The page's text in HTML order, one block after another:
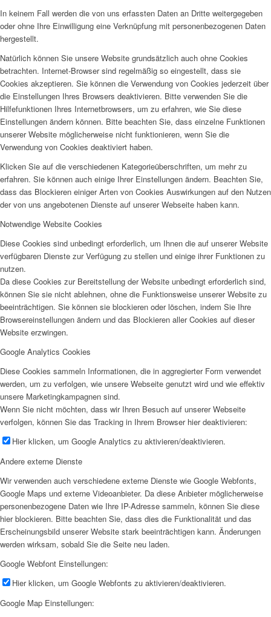
In keinem Fall werden die von uns erfassten Daten an Dritte weitergegeben
oder ohne Ihre Einwilligung eine Verknüpfung mit personenbezogenen Daten
hergestellt.
Natürlich können Sie unsere Website grundsätzlich auch ohne Cookies
betrachten. Internet-Browser sind regelmäßig so eingestellt, dass sie
Cookies akzeptieren. Sie können die Verwendung von Cookies jederzeit über
die Einstellungen Ihres Browsers deaktivieren. Bitte verwenden Sie die
Hilfefunktionen Ihres Internetbrowsers, um zu erfahren, wie Sie diese
Einstellungen ändern können. Bitte beachten Sie, dass einzelne Funktionen
unserer Website möglicherweise nicht funktionieren, wenn Sie die
Verwendung von Cookies deaktiviert haben.
Klicken Sie auf die verschiedenen Kategorieüberschriften, um mehr zu
erfahren. Sie können auch einige Ihrer Einstellungen ändern. Beachten Sie,
dass das Blockieren einiger Arten von Cookies Auswirkungen auf den Nutzen
der von uns angebotenen Dienste auf unserer Webseite haben kann.
Notwendige Website Cookies
Diese Cookies sind unbedingt erforderlich, um Ihnen die auf unserer Website
verfügbaren Dienste zur Verfügung zu stellen und einige ihrer Funktionen zu
nutzen.
Da diese Cookies zur Bereitstellung der Website unbedingt erforderlich sind,
können Sie sie nicht ablehnen, ohne die Funktionsweise unserer Website zu
beeinträchtigen. Sie können sie blockieren oder löschen, indem Sie Ihre
Browsereinstellungen ändern und das Blockieren aller Cookies auf dieser
Website erzwingen.
Google Analytics Cookies
Diese Cookies sammeln Informationen, die in aggregierter Form verwendet
werden, um zu verfolgen, wie unsere Webseite genutzt wird und wie effektiv
unsere Marketingkampagnen sind.
Wenn Sie nicht möchten, dass wir Ihren Besuch auf unserer Webseite
verfolgen, können Sie das Tracking in Ihrem Browser hier deaktivieren:
Hier klicken, um Google Analytics zu aktivieren/deaktivieren.
Andere externe Dienste
Wir verwenden auch verschiedene externe Dienste wie Google Webfonts,
Google Maps und externe Videoanbieter. Da diese Anbieter möglicherweise
personenbezogene Daten wie Ihre IP-Adresse sammeln, können Sie diese
hier blockieren. Bitte beachten Sie, dass dies die Funktionalität und das
Erscheinungsbild unserer Website stark beeinträchtigen kann. Änderungen
werden wirksam, sobald Sie die Seite neu laden.
Google Webfont Einstellungen:
Hier klicken, um Google Webfonts zu aktivieren/deaktivieren.
Google Map Einstellungen: